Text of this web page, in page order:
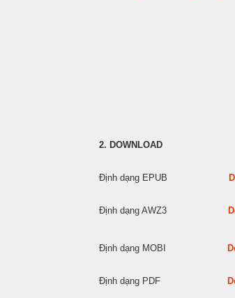
2. DOWNLOAD
Định dạng EPUB
Định dạng AWZ3
Định dạng MOBI
Định dạng PDF